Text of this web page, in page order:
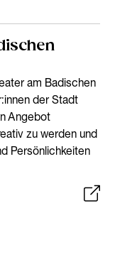
am Badischen
der Stadt
Angebot
zu werden und
Persönlichkeiten